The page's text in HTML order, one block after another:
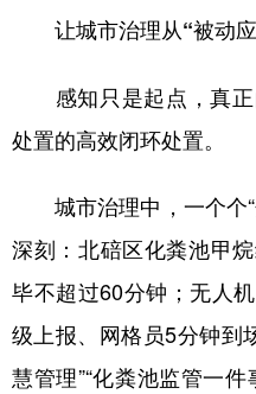
让城市治理从“被动应
感知只是起点，真正
处置的高效闭环处置。
城市治理中，一个个“
深刻：北碚区化粪池甲
毕不超过60分钟；无人
级上报、网格员5分钟
慧管理”“化粪池监管一